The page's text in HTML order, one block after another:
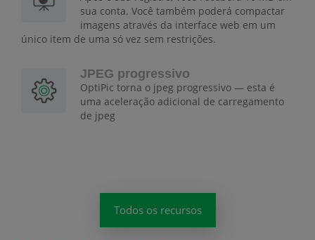
sua conta. Você também poderá compactar
imagens através da interface web em um
único item de uma só vez sem restrições.
JPEG progressivo
OptiPic torna o jpeg progressivo — esta é
uma aceleração adicional de carregamento
de jpeg
Todos os recursos